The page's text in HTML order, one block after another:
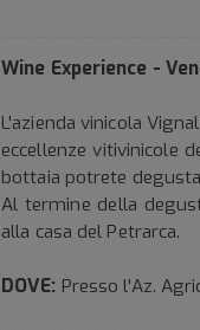
Wine Experience -
L'azienda vinicola
eccellenze vitivinicole
bottaia potrete
Al termine della
alla casa del Petrarca.
DOVE: Presso l'Az.